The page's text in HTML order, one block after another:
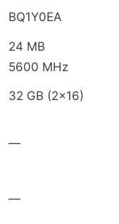
BQ1Y0EA
24 MB
5600 MHz
32 GB (2x16)
—
—